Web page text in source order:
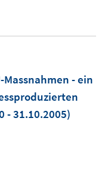
- ein
- 31.10.2005)